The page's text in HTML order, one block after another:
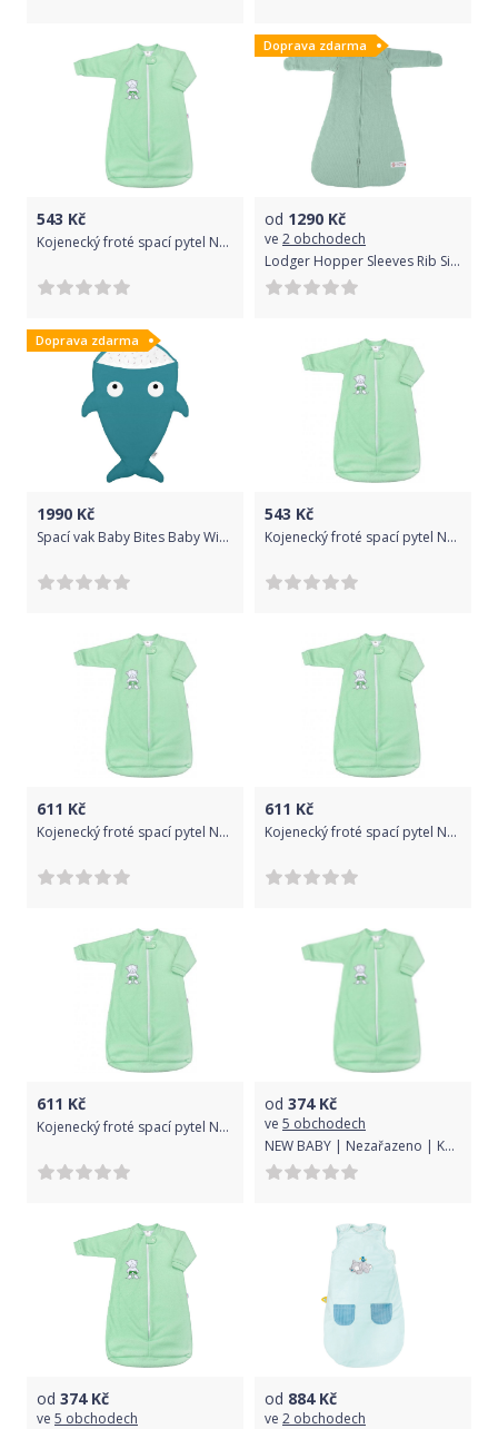
543 Kč
Kojenecký froté spací pytel New Baby medvídek mátový - Kojenecký froté spací pytel New Baby medvídek mátový
Doprava zdarma
od 1290 Kč
ve 2 obchodech
Lodger Hopper Sleeves Rib Silt Green 50/62
Doprava zdarma
1990 Kč
Spací vak Baby Bites Baby Winter 0-18 m Esmerald Green 2018
543 Kč
Kojenecký froté spací pytel New Baby medvídek mátový, Zelená, 68 (4-6m)
611 Kč
Kojenecký froté spací pytel New Baby medvídek mátový, Zelená, 80 (9-12m)
611 Kč
Kojenecký froté spací pytel New Baby medvídek mátový, Zelená, 92 (18-24m)
611 Kč
Kojenecký froté spací pytel New Baby medvídek mátový, Zelená, 86 (12-18m)
od 374Kč
ve 5 obchodech
NEW BABY | Nezařazeno | Kojenecký froté spací pytel New Baby medvídek mátový | Zelená | 68 (4-6m)
od 374Kč
ve 5 obchodech
od 884Kč
ve 2 obchodech